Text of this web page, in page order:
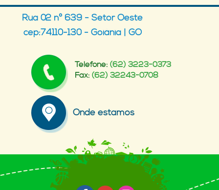
Rua 02 nº 639 - Setor Oeste
cep:74110-130 - Goiânia | GO
Telefone: (62) 3223-0373
Fax: (62) 32243-0708
Onde estamos